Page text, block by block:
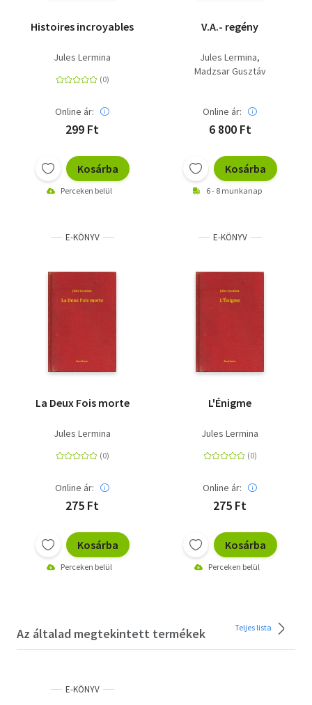
Histoires incroyables
Jules Lermina
Online ár:
299 Ft
Kosárba
Perceken belül
V.A.- regény
Jules Lermina
Madzsar Gusztáv
Online ár:
6 800 Ft
Kosárba
6 - 8 munkanap
E-KÖNYV
La Deux Fois morte
Jules Lermina
Online ár:
275 Ft
Kosárba
Perceken belül
E-KÖNYV
L'Énigme
Jules Lermina
Online ár:
275 Ft
Kosárba
Perceken belül
Az általad megtekintett termékek Teljes lista
E-KÖNYV